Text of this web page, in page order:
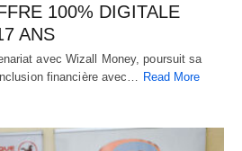
100% DIGITALE
ANS
avec Wizall Money, poursuit sa
financière avec… Read More